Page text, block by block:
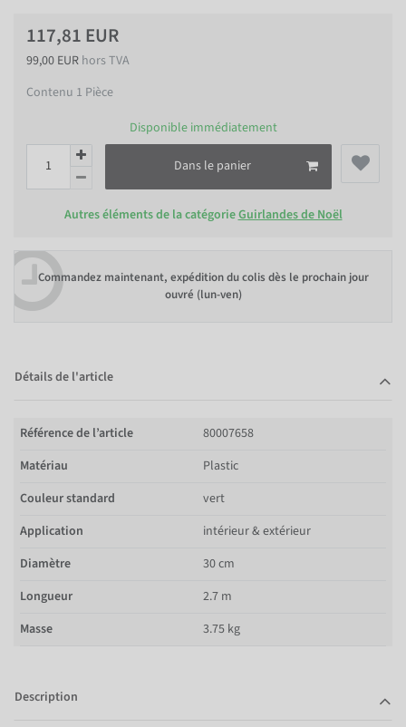
117,81 EUR
99,00 EUR hors TVA
Contenu 1 Pièce
Disponible immédiatement
Dans le panier
Autres éléments de la catégorieGuirlandes de Noël
Commandez maintenant, expédition du colis dès le prochain jour
ouvré (lun-ven)
Détails de l'article
Référence de l’article
80007658
Matériau
Plastic
Couleur standard
vert
Application
intérieur & extérieur
Diamètre
30 cm
Longueur
2.7 m
Masse
3.75 kg
Description